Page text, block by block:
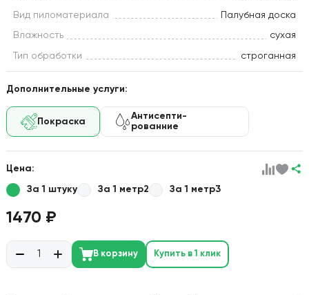
Вид пиломатериала Палубная доска
Влажность сухая
Тип обработки строганная
Дополнительные услуги:
Покраска
Антисепти-
рованние
Цена:
За 1 штуку За 1 метр2 За 1 метр3
1470 ₽
В корзину Купить в 1 клик